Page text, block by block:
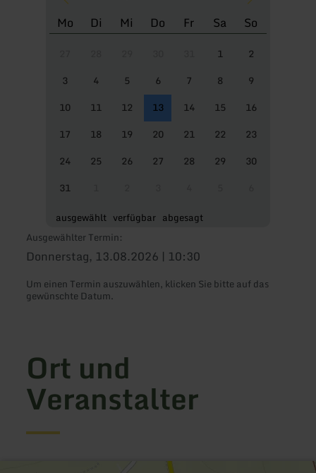
Mo Di Mi Do Fr Sa So
1
2
3
4 5 6 7 8
9
10
11 12 13 14 15
16
17
18 19 20 21 22
23
24
25 26 27 28 29
30
31
ausgewählt verfügbar abgesagt
Ausgewählter Termin:
Donnerstag, 13.08.2026 | 10:30
Um einen Termin auszuwählen, klicken Sie bitte auf das
gewünschte Datum.
Ort und
Veranstalter